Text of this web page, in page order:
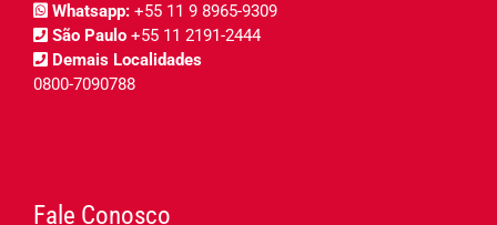
Whatsapp: +55 11 9 8965-9309
São Paulo +55 11 2191-2444
Demais Localidades
0800-7090788
Fale Conosco